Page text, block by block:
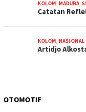
KOLOM MADURA
Catatan
KOLOM NASIONAL
Artidjo
OTOMOTIF